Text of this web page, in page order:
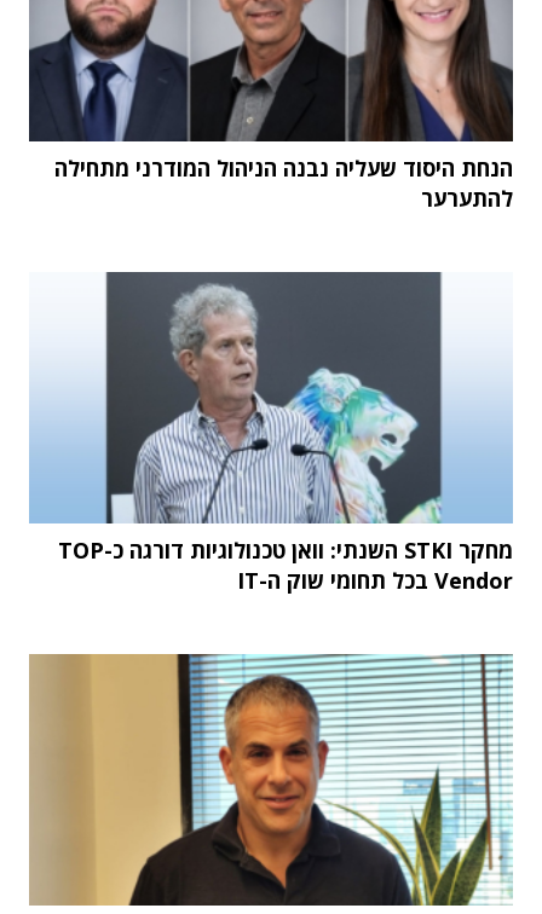
הנחת היסוד שעליה נבנה הניהול המודרני מתחילה
להתערער
מחקר STKI השנתי: וואן טכנולוגיות דורגה כ-TOP
Vendor בכל תחומי שוק ה-IT